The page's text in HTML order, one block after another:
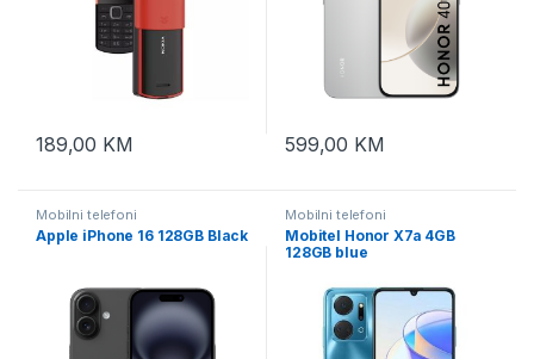
189,00 KM 599,00 KM
Mobilni telefoni
Apple iPhone 16 128GB Black
Mobilni telefoni
Mobitel Honor X7a 4GB
128GB blue